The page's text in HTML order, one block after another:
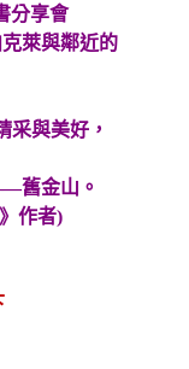
分享會
萊與鄰近的
采與美好，
舊金山。
作者)